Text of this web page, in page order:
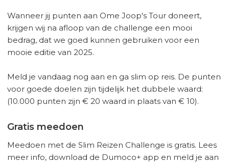
Wanneer jij punten aan Ome Joop's Tour doneert,
krijgen wij na afloop van de challenge een mooi
bedrag, dat we goed kunnen gebruiken voor een
mooie editie van 2025.
Meld je vandaag nog aan en ga slim op reis. De punten
voor goede doelen zijn tijdelijk het dubbele waard:
(10.000 punten zijn € 20 waard in plaats van € 10).
Gratis meedoen
Meedoen met de Slim Reizen Challenge is gratis. Lees
meer info, download de Dumoco+ app en meld je aan